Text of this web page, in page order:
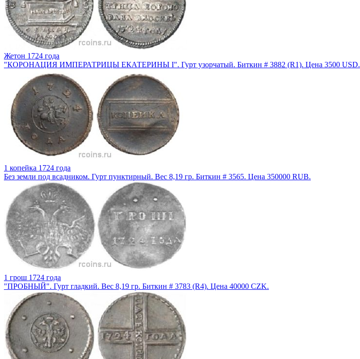
Жетон 1724 года
"КОРОНАЦИЯ ИМПЕРАТРИЦЫ ЕКАТЕРИНЫ I". Гурт узорчатый. Биткин # 3882 (R1). Цена 3500 USD.
1 копейка 1724 года
Без земли под всадником. Гурт пунктирный. Вес 8,19 гр. Биткин # 3565. Цена 350000 RUB.
1 грош 1724 года
"ПРОБНЫЙ". Гурт гладкий. Вес 8,19 гр. Биткин # 3783 (R4). Цена 40000 CZK.